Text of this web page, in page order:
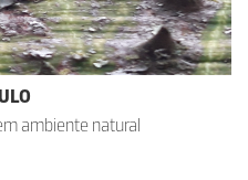
ambiente natural